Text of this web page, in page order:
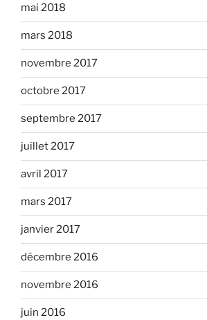
mai 2018
mars 2018
novembre 2017
octobre 2017
septembre 2017
juillet 2017
avril 2017
mars 2017
janvier 2017
décembre 2016
novembre 2016
juin 2016